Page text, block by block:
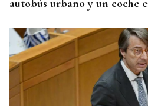
autobús urbano y un coche